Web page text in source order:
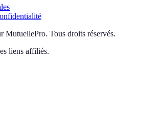
MutuellePro. Tous droits réservés.
liens affiliés.